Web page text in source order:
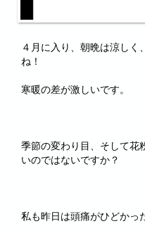
４月に入り、朝晩は涼しく
ね！
寒暖の差が激しいです。
季節の変わり目、そして花
いのではないですか？
私も昨日は頭痛がひどかっ